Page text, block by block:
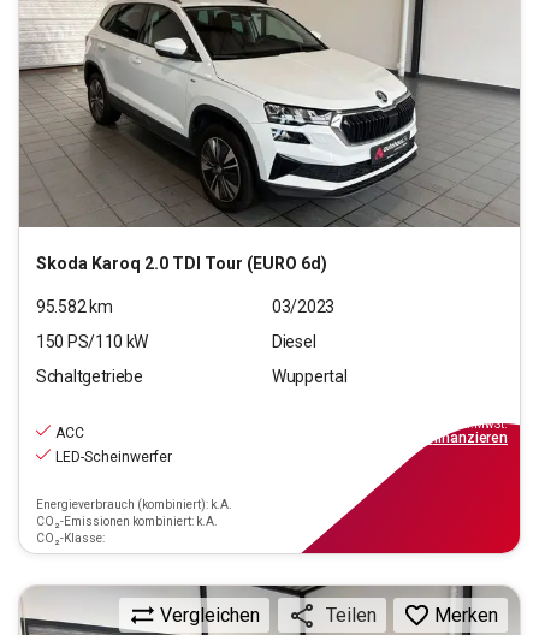
Skoda Karoq 2.0 TDI Tour (EURO 6d)
95.582km
03/2023
150 PS/110 kW
Diesel
Schaltgetriebe
Wuppertal
ACC
LED-Scheinwerfer
Energieverbrauch (kombiniert): k.A.
CO₂-Emissionen kombiniert: k.A.
CO₂-Klasse:
inkl.MwSt.
finanzieren
Vergleichen Teilen Merken